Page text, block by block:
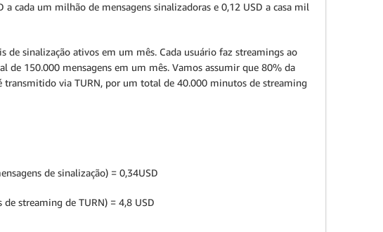
cada um milhão de mensagens sinalizadoras e 0,12 USD a casa mil
de sinalização ativos em um mês. Cada usuário faz streamings ao
de 150.000 mensagens em um mês. Vamos assumir que 80% da
via TURN, por um total de 40.000 minutos de streaming
de sinalização) = 0,34USD
streaming de TURN) = 4,8 USD